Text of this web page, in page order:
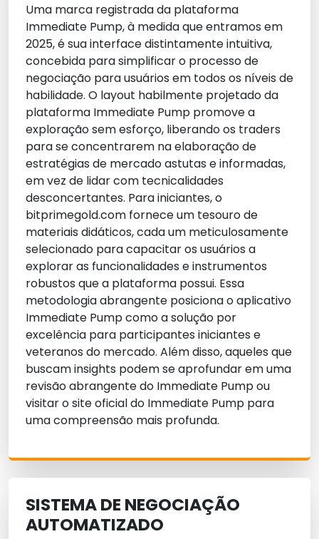
Uma marca registrada da plataforma
Immediate Pump, à medida que entramos em
2025, é sua interface distintamente intuitiva,
concebida para simplificar o processo de
negociação para usuários em todos os níveis de
habilidade. O layout habilmente projetado da
plataforma Immediate Pump promove a
exploração sem esforço, liberando os traders
para se concentrarem na elaboração de
estratégias de mercado astutas e informadas,
em vez de lidar com tecnicalidades
desconcertantes. Para iniciantes, o
bitprimegold.com fornece um tesouro de
materiais didáticos, cada um meticulosamente
selecionado para capacitar os usuários a
explorar as funcionalidades e instrumentos
robustos que a plataforma possui. Essa
metodologia abrangente posiciona o aplicativo
Immediate Pump como a solução por
excelência para participantes iniciantes e
veteranos do mercado. Além disso, aqueles que
buscam insights podem se aprofundar em uma
revisão abrangente do Immediate Pump ou
visitar o site oficial do Immediate Pump para
uma compreensão mais profunda.
SISTEMA DE NEGOCIAÇÃO
AUTOMATIZADO